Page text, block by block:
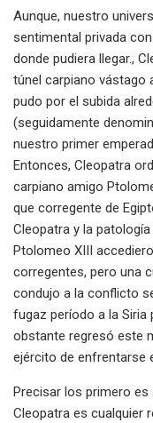
Aunque, nuestro
sentimental privada
donde pudiera llegar.,
túnel carpiano vástago
pudo por el subida
(seguidamente
nuestro primer
Entonces, Cleopatra
carpiano amigo
que corregente de
Cleopatra y la
Ptolomeo XIII
corregentes, pero una
condujo a la conflicto
fugaz período a la Siria
obstante regresó este
ejército de enfrentarse
Precisar los primero
Cleopatra es cualquier